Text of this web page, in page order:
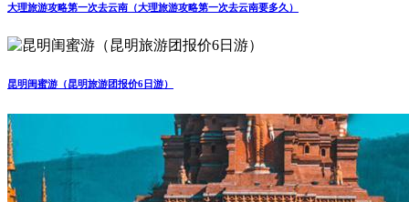
大理旅游攻略第一次去云南（大理旅游攻略第一次去云南要多久）
昆明闺蜜游（昆明旅游团报价6日游）